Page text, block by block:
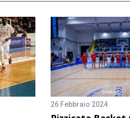
26 Febbraio 2024